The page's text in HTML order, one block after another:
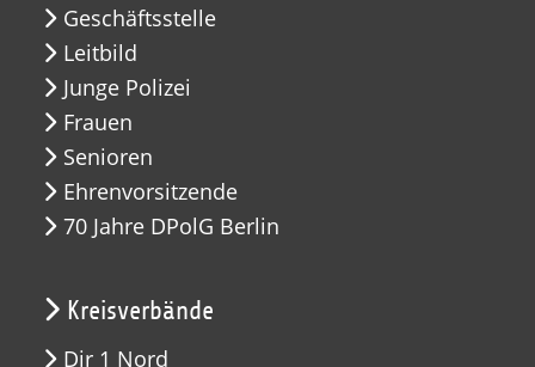
Geschäftsstelle
Leitbild
Junge Polizei
Frauen
Senioren
Ehrenvorsitzende
70 Jahre DPolG Berlin
Kreisverbände
Dir 1 Nord